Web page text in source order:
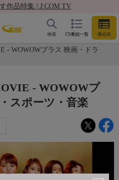
作品特集 | J:COM TV
CS番組一覧 番組表
検索
- WOWOWプラス 映画・ドラ
- WOWOWプ
スポーツ・音楽